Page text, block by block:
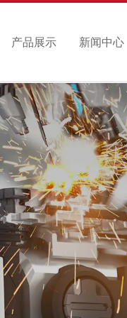
产品展示 新闻中心